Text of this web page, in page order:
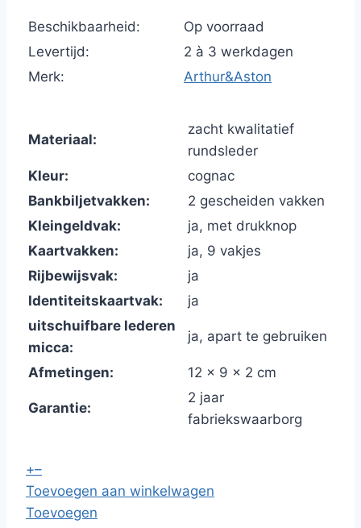
Beschikbaarheid:
Op voorraad
Levertijd:
2 à 3 werkdagen
Merk:
Arthur&Aston
Materiaal:
zacht kwalitatief
rundsleder
Kleur:
cognac
Bankbiljetvakken:
2 gescheiden vakken
Kleingeldvak:
ja, met drukknop
Kaartvakken:
ja, 9 vakjes
Rijbewijsvak:
ja
Identiteitskaartvak:
ja
uitschuifbare lederen
micca:
ja, apart te gebruiken
Afmetingen: 12 x 9 x 2 cm
Garantie:
2 jaar
fabriekswaarborg
+–
Toevoegen aan winkelwagen
Toevoegen